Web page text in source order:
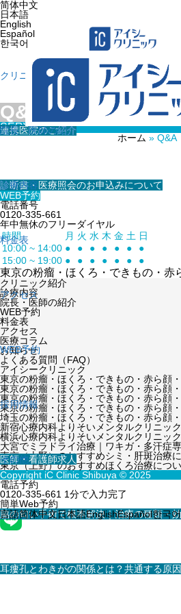
简体中文
日本語
English
Español
한국어
クリニック紹介
連携医院のご紹介
診断書・医療照会のお申込みについて
院長・医師の紹介
診療内容
料金表
アクセス
WEB予約
採用情報
医師・看護師求人
スタッフ求人
その他
脇の匂い手術で根本解決｜治療の種類・
耳瘻孔とわきがの関係とは？共通する原
言語简体中文日本語EnglishEspañol한국어
Q&A
SERVICE
ホーム » Q&A
WEB予約
WEB予約
電話番号
0120-335-661
年中無休のフリーダイヤル
時間
月 火 水 木 金 土 日
10:00 ~ 14:00 ● ● ● ● ● ●
●
15:00 ~ 19:00 ● ● ● ● ● ● ●
東京の粉瘤・ほくろ・できもの・
クリニック紹介
診療内容
院長・医師の紹介
WEB予約
料金表
アクセス
医療コラム
お知らせ
よくある質問（FAQ）
アイシークリニック
東京の粉瘤・ほくろ・できもの・赤ら顔
東京の粉瘤・ほくろ・できもの・赤ら顔
東京の粉瘤・ほくろ・できもの・赤ら顔
東京の粉瘤・ほくろ・できもの・赤ら顔
埼玉の粉瘤・ほくろ・できもの・赤ら顔
新宿心療内科よりそいメンタルクリニック
横浜心療内科よりそいメンタルクリニック
大宮でミラドライ治療｜ワキガ・多汗症
東京（上野）のおすすめシミ・肝斑治療
東京（上野）のおすすめほくろ治療につ
Copyright iC Clinic Shibuya © 2025
電話予約
0120-335-661 1分で入力完了
簡単Web予約